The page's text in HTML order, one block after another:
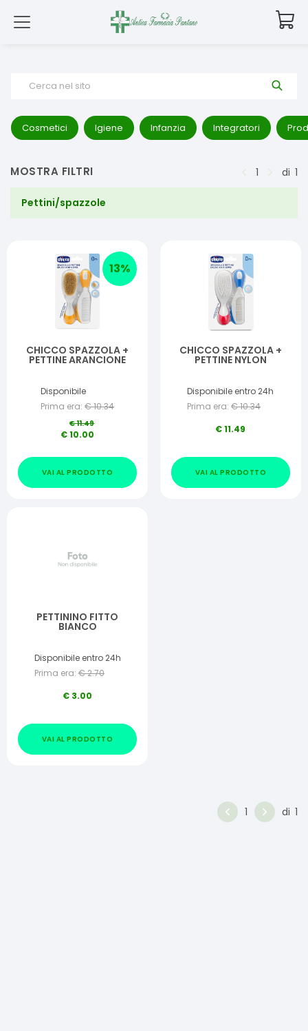
Cerca nel sito
Cosmetici Igiene Infanzia Integratori
MOSTRA FILTRI 1 di 1
Pettini/spazzole
13%
CHICCO SPAZZOLA +
PETTINE ARANCIONE
Disponibile
Prima era: €10.34
€11.49
€10.00
VAI AL PRODOTTO
CHICCO SPAZZOLA +
PETTINE NYLON
Disponibile entro 24h
Prima era: €10.34
€11.49
VAI AL PRODOTTO
PETTININO FITTO
BIANCO
Disponibile entro 24h
Prima era: €2.70
€ 3.00
VAI AL PRODOTTO
1 di 1